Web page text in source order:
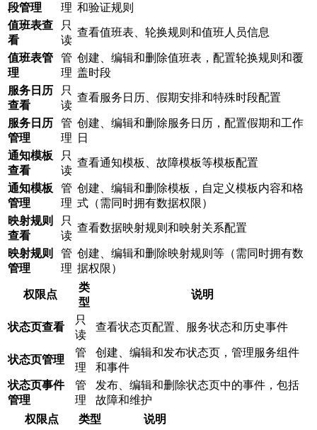
段管理
理 和验证规则
值班表查
看
只
读
查看值班表、轮换规则和值班人员信息
值班表管
理
管
理
创建、编辑和删除值班表，配置轮换规则和覆
盖时段
服务日历
查看
只
读
查看服务日历、假期安排和特殊时段配置
服务日历
管理
管
理
创建、编辑和删除服务日历，配置假期和工作
日
通知模板
查看
只
读
查看通知模板、故障模板等模板配置
通知模板
管理
管
理
创建、编辑和删除模板，自定义模板内容和格
式（需同时拥有数据权限）
映射规则
查看
只
读
查看数据映射规则和映射关系配置
映射规则
管理
管
理
创建、编辑和删除映射规则等（需同时拥有数
据权限）
权限点
类
型
说明
状态页查看
只
读
查看状态页配置、服务状态和历史事件
状态页管理
管
理
创建、编辑和发布状态页，管理服务组件
和事件
状态页事件
管理
管
理
发布、编辑和删除状态页中的事件，包括
故障和维护
权限点
类型
说明